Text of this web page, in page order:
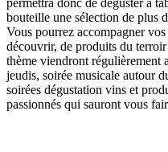
bouteille une sélection de plus
Vous pourrez accompagner
découvrir, de produits du terroir
thème viendront régulièrement
jeudis, soirée musicale autour
soirées dégustation vins et
passionnés qui sauront vous